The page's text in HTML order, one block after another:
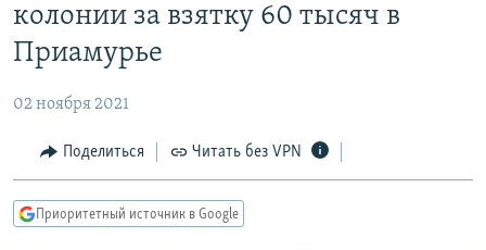
основному
Вернутся
Вернутся
АВТОРСКИЕ ПРОЕКТЫ
МНЕНИЯ
КУЛЬТУРА
КАВКАЗ.РЕАЛИИ
колонии за взятку 60 тысяч в
Приамурье
02 ноября 2021
Поделиться Читать без VPN
Приоритетный источник в Google